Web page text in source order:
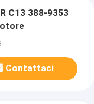
C13 388-9353
Contattaci